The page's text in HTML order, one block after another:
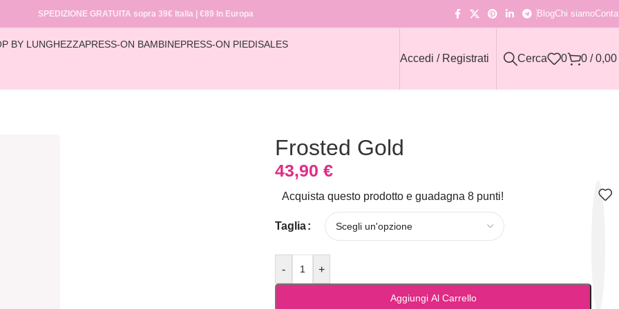
SPEDIZIONE GRATUITA sopra 39€ Italia | €89 In Europa BlogChi siamo
BY LUNGHEZZAPRESS-ON BAMBINEPRESS-ON PIEDISALES
Accedi / Registrati Cerca 0 0 / 0,00
Frosted Gold
43,90€
Acquista questo prodotto e guadagna 8 punti!
Taglia
- +
Aggiungi Al Carrello